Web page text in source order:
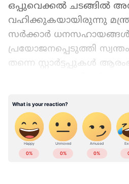
ഒപ്പുവെക്കല്‍ ചടങ്ങില്‍
വഹിക്കുകയായിരുന്നു
സര്‍ക്കാര്‍ ധനസഹായങ്ങള്‍
പ്രയോജനപ്പെടുത്തി
തന്നെ സ്റ്റാര്‍ട്ടപ്പുകള്‍
പറഞ്ഞു.
Add Asianetnews as a
Source